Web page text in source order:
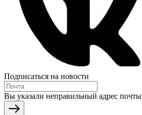
Подписаться на новости
Вы указали неправильный адрес почты